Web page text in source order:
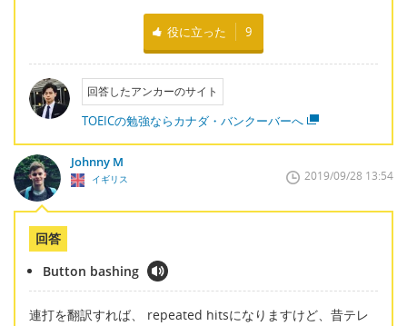
役に立った 9
回答したアンカーのサイト
TOEICの勉強ならカナダ・バンクーバーへ
Johnny M
イギリス 2019/09/28 13:54
回答
Button bashing
連打を翻訳すれば、 repeated hitsになりますけど、昔テレ